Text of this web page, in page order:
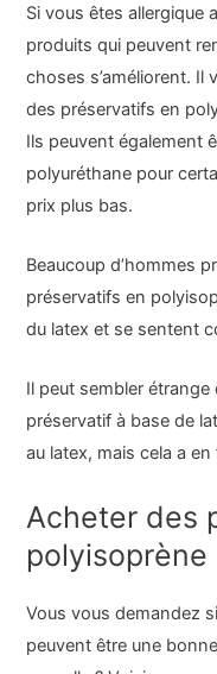
Si vous êtes allergique
produits qui peuvent
choses s’améliorent. Il
des préservatifs en
Ils peuvent également
polyuréthane pour
prix plus bas.
Beaucoup d’hommes
préservatifs en
du latex et se sentent
Il peut sembler
préservatif à base de
au latex, mais cela a
Acheter des
polyisoprène
Vous vous demandez
peuvent être une